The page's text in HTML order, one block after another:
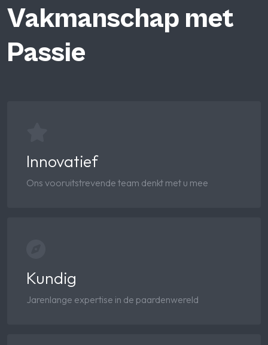
Vakmanschap met
Passie
Innovatief
Ons vooruitstrevende team denkt met u mee
Kundig
Jarenlange expertise in de paardenwereld